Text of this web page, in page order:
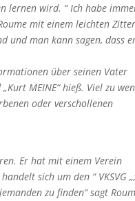
lernen wird. “ Ich habe
mit einem leichten
und man kann sagen, dass
über seinen Vater
MEINE“ hieß. Viel zu
oder verschollenen
Er hat mit einem Verein
sich um den “ VKSVG
zu finden“ sagt